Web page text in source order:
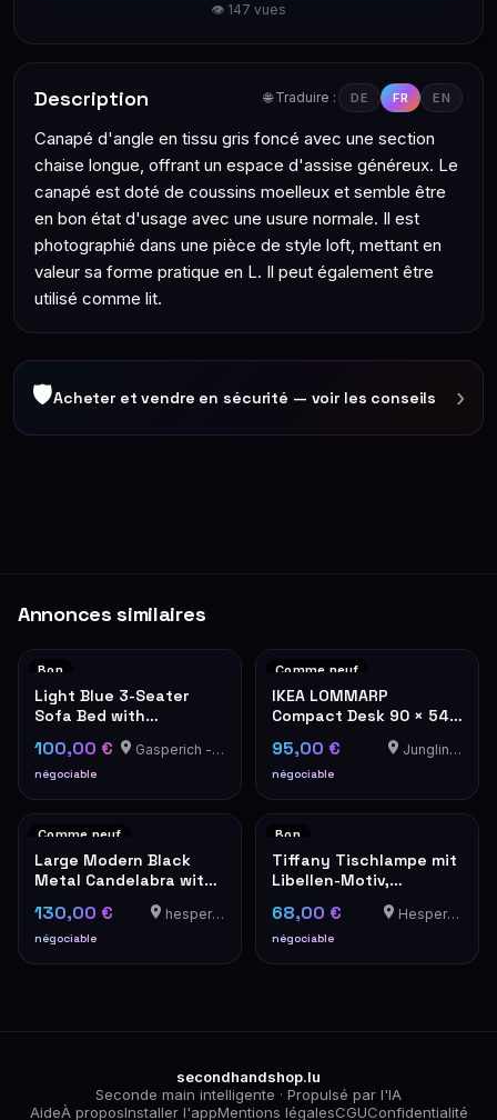
👁 147 vues
Description 🌐 Traduire : DE FR EN
Canapé d'angle en tissu gris foncé avec une section
chaise longue, offrant un espace d'assise généreux. Le
canapé est doté de coussins moelleux et semble être
en bon état d'usage avec une usure normale. Il est
photographié dans une pièce de style loft, mettant en
valeur sa forme pratique en L. Il peut également être
utilisé comme lit.
🛡Acheter et vendre en sécurité — voir les conseils ›
Annonces similaires
Bon
Light Blue 3-Seater
Sofa Bed with
Cushions, convertible
to a bed, Ikea
HOLMSUND
100,00 €
négociable
Gasperich - Luxembourg
Comme neuf
IKEA LOMMARP
Compact Desk 90 × 54
cm – Dark Blue-Green,
Excellent Condition
95,00 €
négociable
Junglinster
Comme neuf
Large Modern Black
Metal Candelabra with
5 White Pillar Candles
130,00 €
négociable
hesperange
Bon
Tiffany Tischlampe mit
Libellen-Motiv,
Buntglas rosa/blau
68,00 €
négociable
Hesperange
secondhandshop.lu
Seconde main intelligente · Propulsé par l'IA
AideÀ proposInstaller l'appMentions légalesCGUConfidentialité